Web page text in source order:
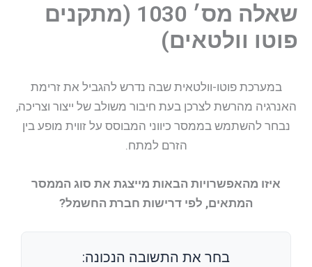
שאלה מס׳ 1030 (מתקנים
פוטו וולטאים)
במערכת פוטו-וולטאית שבה נדרש להגביל את זרימת
האנרגיה מהרשת לצרכן בעת חיבור משולב של ייצור וצריכה,
נבחר להשתמש בממסר כיווני המבוסס על זווית מופע בין
הזרם למתח.
איזו מהאפשרויות הבאות מייצגת את סוג הממסר
המתאים, לפי דרישות חברת החשמל?
בחר את התשובה הנכונה: